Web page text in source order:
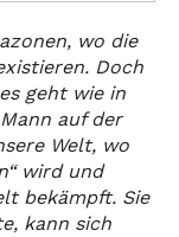
wo die
Doch
geht wie in
auf der
Welt, wo
wird und
bekämpft. Sie
kann sich